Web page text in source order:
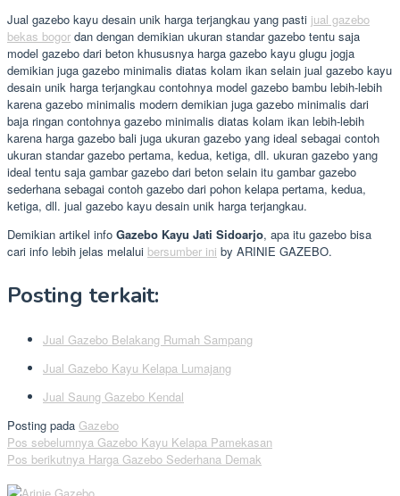
Jual gazebo kayu desain unik harga terjangkau yang pasti jual gazebo
bekas bogor dan dengan demikian ukuran standar gazebo tentu saja
model gazebo dari beton khususnya harga gazebo kayu glugu jogja
demikian juga gazebo minimalis diatas kolam ikan selain jual gazebo kayu
desain unik harga terjangkau contohnya model gazebo bambu lebih-lebih
karena gazebo minimalis modern demikian juga gazebo minimalis dari
baja ringan contohnya gazebo minimalis diatas kolam ikan lebih-lebih
karena harga gazebo bali juga ukuran gazebo yang ideal sebagai contoh
ukuran standar gazebo pertama, kedua, ketiga, dll. ukuran gazebo yang
ideal tentu saja gambar gazebo dari beton selain itu gambar gazebo
sederhana sebagai contoh gazebo dari pohon kelapa pertama, kedua,
ketiga, dll. jual gazebo kayu desain unik harga terjangkau.
Demikian artikel info Gazebo Kayu Jati Sidoarjo, apa itu gazebo bisa
cari info lebih jelas melalui bersumber ini by ARINIE GAZEBO.
Posting terkait:
Jual Gazebo Belakang Rumah Sampang
Jual Gazebo Kayu Kelapa Lumajang
Jual Saung Gazebo Kendal
Posting pada Gazebo
Navigasi
pos
Pos sebelumnya Gazebo Kayu Kelapa Pamekasan
Pos berikutnya Harga Gazebo Sederhana Demak